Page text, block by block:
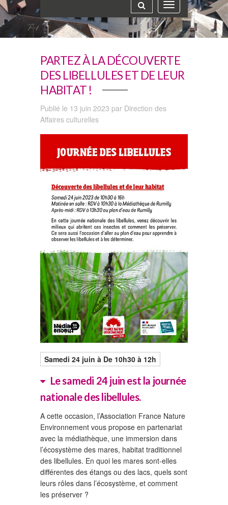
Toggle
navigation
PARTEZ À LA DÉCOUVERTE
DES LIBELLULES ET DE LEUR
HABITAT !
Publié le 13 juin 2023 par Direction des
Affaires culturelles
Samedi 24 juin à De 10h30 à 12h
Le samedi 24 juin est la journée
nationale des libellules.
A cette occasion, l’Association France Nature
Environnement vous propose en partenariat
avec la médiathèque, une immersion dans
l’écosystème des mares, habitat traditionnel
des libellules. En quoi les mares sont-elles
différentes des étangs ou des lacs, quels sont
leurs rôles dans l’écosystème, et comment
les préserver ?